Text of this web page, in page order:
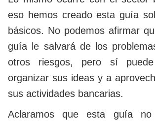
eso hemos creado esta guía
básicos. No podemos afirmar
guía le salvará de los
otros riesgos, pero sí
organizar sus ideas y a
sus actividades bancarias.
Aclaramos que esta guía no